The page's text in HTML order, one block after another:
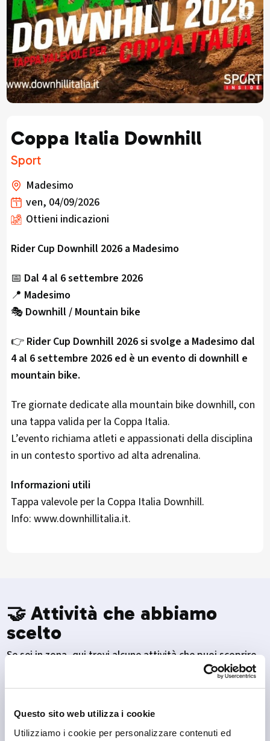
Questo sito web utilizza i cookie
Utilizziamo i cookie per personalizzare contenuti ed
Coppa Italia Downhill
Sport
Madesimo
ven, 04/09/2026
Ottieni indicazioni
Rider Cup Downhill 2026 a Madesimo
📅 Dal 4 al 6 settembre 2026
📍 Madesimo
🎭 Downhill / Mountain bike
👉 Rider Cup Downhill 2026 si svolge a Madesimo dal
4 al 6 settembre 2026 ed è un evento di downhill e
mountain bike.
Tre giornate dedicate alla mountain bike downhill, con
una tappa valida per la Coppa Italia.
L’evento richiama atleti e appassionati della disciplina
in un contesto sportivo ad alta adrenalina.
Informazioni utili
Tappa valevole per la Coppa Italia Downhill.
Info: www.downhillitalia.it.
🤝 Attività che abbiamo
scelto
Se sei in zona, qui trovi alcune attività che puoi scoprire.